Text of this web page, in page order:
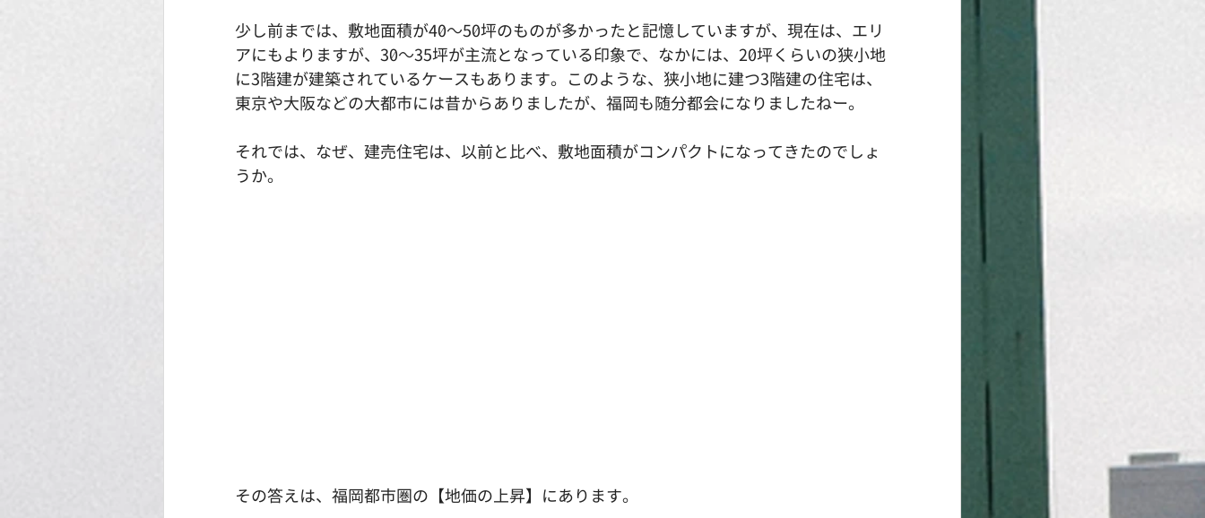
少し前までは、敷地面積が40～50坪のものが多かったと記憶していますが、現在は、エリ
アにもよりますが、30～35坪が主流となっている印象で、なかには、20坪くらいの狭小地
に3階建が建築されているケースもあります。このような、狭小地に建つ3階建の住宅は、
東京や大阪などの大都市には昔からありましたが、福岡も随分都会になりましたねー。
それでは、なぜ、建売住宅は、以前と比べ、敷地面積がコンパクトになってきたのでしょ
うか。
その答えは、福岡都市圏の【地価の上昇】にあります。